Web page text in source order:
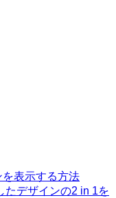
表示する方法
たデザインの2 in 1を